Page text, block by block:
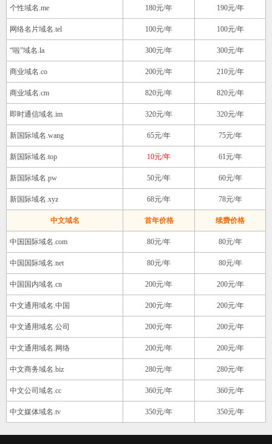
个性域名.me 180元/年 190元/年
网络名片域名.tel 100元/年 100元/年
“啦”域名.la 300元/年 300元/年
商业域名.co 200元/年 210元/年
商业域名.cm 820元/年 820元/年
即时通信域名.im 320元/年 320元/年
新国际域名.wang 65元/年 75元/年
新国际域名.top 10元/年 61元/年
新国际域名.pw 50元/年 60元/年
新国际域名.xyz 68元/年 78元/年
中文域名 首年价格 续费价格
中国国际域名.com 80元/年 80元/年
中国国际域名.net 80元/年 80元/年
中国国内域名.cn 200元/年 200元/年
中文通用域名.中国 200元/年 200元/年
中文通用域名.公司 200元/年 200元/年
中文通用域名.网络 200元/年 200元/年
中文商务域名.biz 280元/年 280元/年
中文公司域名.cc 360元/年 360元/年
中文媒体域名.tv 350元/年 350元/年